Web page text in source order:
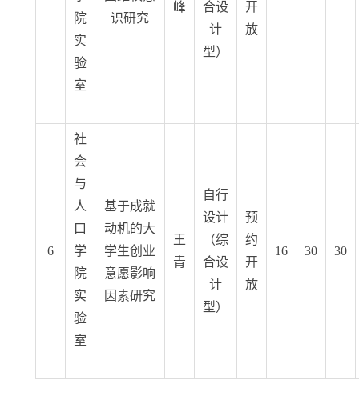
院
实
验
室
识研究
峰
合设
计
型）
开
放
6
社
会
与
人
口
学
院
实
验
室
基于成就
动机的大
学生创业
意愿影响
因素研究
王
青
自行
设计
（综
合设
计
型）
预
约
开
放
16 30 30